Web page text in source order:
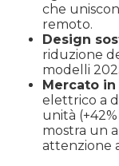
che
remoto.
Design
riduzione
modelli
Mercato
elettrico a
unità
mostra un
attenzione